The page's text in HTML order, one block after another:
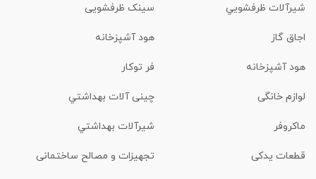
شیرآلات ظرفشويي سینک ظرفشویی
اجاق گاز هود آشپزخانه
هود آشپزخانه فر توکار
لوازم خانگی چینی آلات بهداشتي
ماكروفر شیرآلات بهداشتي
قطعات یدکی تجهیزات و مصالح ساختمانی